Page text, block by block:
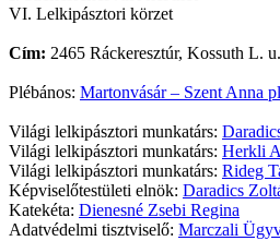
VI. Lelkipásztori körzet
Cím: 2465 Ráckeresztúr, Kossuth L.
Plébános: Martonvásár – Szent Anna
Világi lelkipásztori munkatárs:
Világi lelkipásztori munkatárs: Herkli
Világi lelkipásztori munkatárs: Rideg
Képviselőtestületi elnök: Daradics
Katekéta: Dienesné Zsebi Regina
Adatvédelmi tisztviselő: Marczali